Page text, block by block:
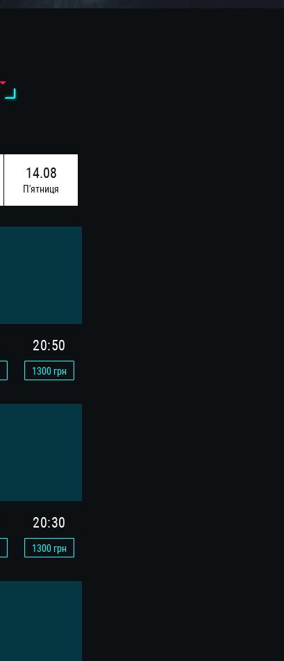
14.08
П'ятниця
20:50
1300 грн
20:30
1300 грн